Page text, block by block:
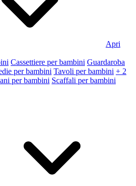
Apri
Cassettiere per bambini Guardaroba
per bambini Tavoli per bambini + 2
per bambini Scaffali per bambini